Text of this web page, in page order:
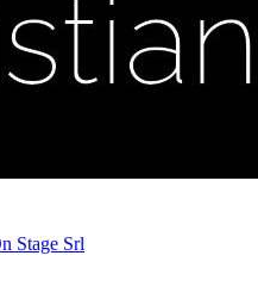
Stage Srl